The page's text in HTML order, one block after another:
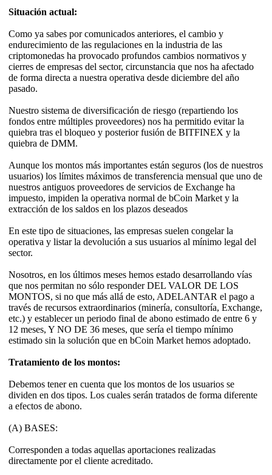
Situación actual:
Como ya sabes por comunicados anteriores, el cambio y
endurecimiento de las regulaciones en la industria de las
criptomonedas ha provocado profundos cambios normativos y
cierres de empresas del sector, circunstancia que nos ha afectado
de forma directa a nuestra operativa desde diciembre del año
pasado.
Nuestro sistema de diversificación de riesgo (repartiendo los
fondos entre múltiples proveedores) nos ha permitido evitar la
quiebra tras el bloqueo y posterior fusión de BITFINEX y la
quiebra de DMM.
Aunque los montos más importantes están seguros (los de nuestros
usuarios) los límites máximos de transferencia mensual que uno de
nuestros antiguos proveedores de servicios de Exchange ha
impuesto, impiden la operativa normal de bCoin Market y la
extracción de los saldos en los plazos deseados
En este tipo de situaciones, las empresas suelen congelar la
operativa y listar la devolución a sus usuarios al mínimo legal del
sector.
Nosotros, en los últimos meses hemos estado desarrollando vías
que nos permitan no sólo responder DEL VALOR DE LOS
MONTOS, si no que más allá de esto, ADELANTAR el pago a
través de recursos extraordinarios (minería, consultoría, Exchange,
etc.) y establecer un periodo final de abono estimado de entre 6 y
12 meses, Y NO DE 36 meses, que sería el tiempo mínimo
estimado sin la solución que en bCoin Market hemos adoptado.
Tratamiento de los montos:
Debemos tener en cuenta que los montos de los usuarios se
dividen en dos tipos. Los cuales serán tratados de forma diferente
a efectos de abono.
(A) BASES:
Corresponden a todas aquellas aportaciones realizadas
directamente por el cliente acreditado.